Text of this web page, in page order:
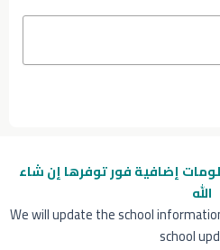
إضافيةفور توفرها إن شاء
الله
We will update the school
school